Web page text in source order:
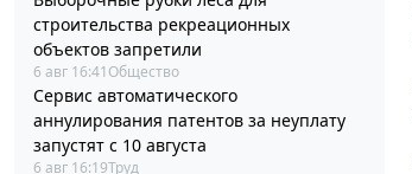
строительства рекреационных
объектов запретили
6 авг 16:41 Общество
Сервис автоматического
аннулирования патентов за неуплату
запустят с 10 августа
6 авг 16:19Труд